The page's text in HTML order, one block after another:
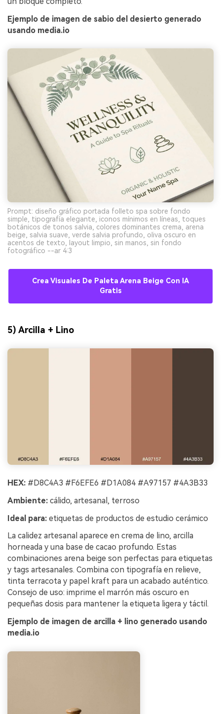
Ejemplo de imagen de sabio del desierto generado
usando media.io
Prompt: diseño gráfico portada folleto spa sobre fondo
simple, tipografía elegante, iconos mínimos en líneas, toques
botánicos de tonos salvia, colores dominantes crema, arena
beige, salvia suave, verde salvia profundo, oliva oscuro en
acentos de texto, layout limpio, sin manos, sin fondo
fotográfico --ar 4:3
Crea Visuales De Paleta Arena Beige Con IA
Gratis
5) Arcilla + Lino
HEX: #D8C4A3 #F6EFE6 #D1A084 #A97157 #4A3B33
Ambiente: cálido, artesanal, terroso
Ideal para: etiquetas de productos de estudio cerámico
La calidez artesanal aparece en crema de lino, arcilla
horneada y una base de cacao profundo. Estas
combinaciones arena beige son perfectas para etiquetas
y tags artesanales. Combina con tipografía en relieve,
tinta terracota y papel kraft para un acabado auténtico.
Consejo de uso: imprime el marrón más oscuro en
pequeñas dosis para mantener la etiqueta ligera y táctil.
Ejemplo de imagen de arcilla + lino generado usando
media.io